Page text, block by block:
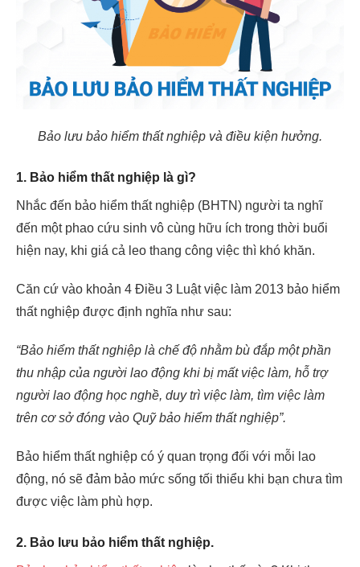
Bảo lưu bảo hiểm thất nghiệp và điều kiện hưởng.
1. Bảo hiểm thất nghiệp là gì?
Nhắc đến bảo hiểm thất nghiệp (BHTN) người ta nghĩ
đến một phao cứu sinh vô cùng hữu ích trong thời buổi
hiện nay, khi giá cả leo thang công việc thì khó khăn.
Căn cứ vào khoản 4 Điều 3 Luật việc làm 2013 bảo hiểm
thất nghiệp được định nghĩa như sau:
“Bảo hiểm thất nghiệp là chế độ nhằm bù đắp một phần
thu nhập của người lao động khi bị mất việc làm, hỗ trợ
người lao động học nghề, duy trì việc làm, tìm việc làm
trên cơ sở đóng vào Quỹ bảo hiểm thất nghiệp”.
Bảo hiểm thất nghiệp có ý quan trọng đối với mỗi lao
động, nó sẽ đảm bảo mức sống tối thiểu khi bạn chưa tìm
được việc làm phù hợp.
2. Bảo lưu bảo hiểm thất nghiệp.